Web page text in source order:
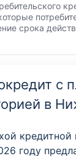
срока
с
в
кредитной
году